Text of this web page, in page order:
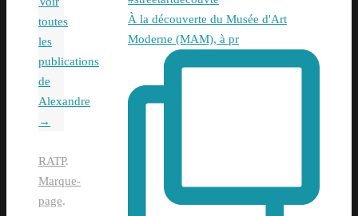
toutes
les
publications
de
Alexandre
→
RATP.
Marque-
page.
À la découverte du Musée d'Art
Moderne (MAM), à pr